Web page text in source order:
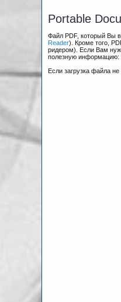
Portable
Файл PDF, который Вы
Reader). Кроме того,
ридером). Если Вам
полезную информацию:
Если загрузка файла